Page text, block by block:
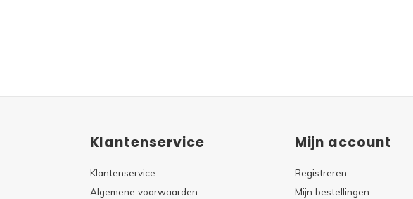
Klantenservice
Klantenservice
Algemene voorwaarden
Mijn account
Registreren
Mijn bestellingen